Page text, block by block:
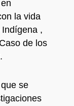
la vida
,
de los
se